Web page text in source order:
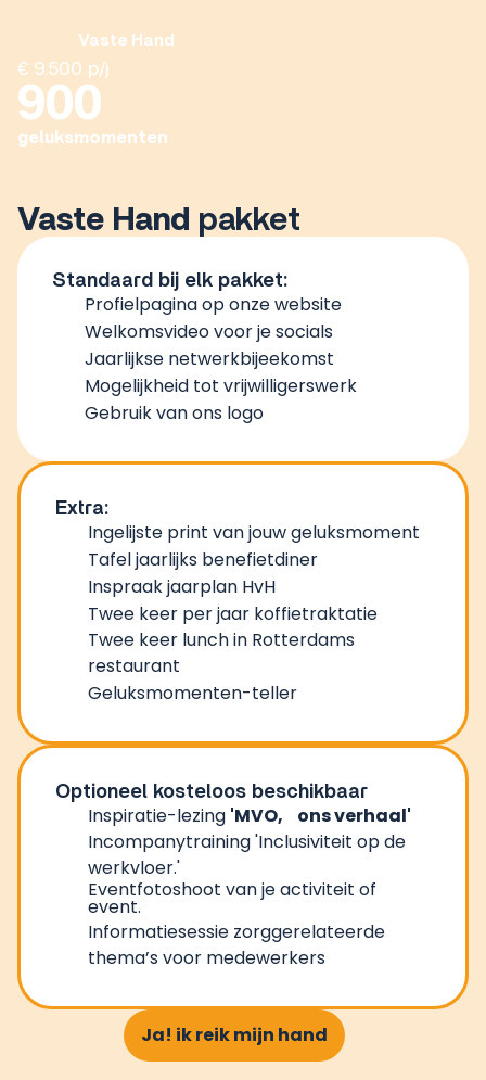
Vaste Hand
€ 9.500 p/j
900
geluksmomenten
Vaste Hand pakket
Standaard bij elk pakket:
Profielpagina op onze website
Welkomsvideo voor je socials​
Jaarlijkse netwerkbijeekomst ​
Mogelijkheid tot vrijwilligerswerk ​
Gebruik van ons logo​
Extra:
Ingelijste print van jouw geluksmoment​
Tafel jaarlijks benefietdiner
Inspraak jaarplan HvH ​
Twee keer per jaar koffietraktatie ​
Twee keer lunch in Rotterdams
restaurant ​
Geluksmomenten-teller​
Optioneel kosteloos beschikbaar
Inspiratie-lezing 'MVO, ons verhaal'
Incompanytraining 'Inclusiviteit op de
werkvloer​.'
Eventfotoshoot van je activiteit of
event.
Informatiesessie zorggerelateerde
thema’s voor medewerkers
Ja! ik reik mijn hand